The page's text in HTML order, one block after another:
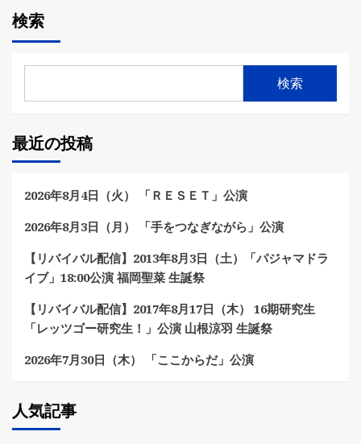
検索
検索
最近の投稿
2026年8月4日（火） 「ＲＥＳＥＴ」公演
2026年8月3日（月） 「手をつなぎながら」公演
【リバイバル配信】2013年8月3日（土）「パジャマドラ
イブ」18:00公演 福岡聖菜 生誕祭
【リバイバル配信】2017年8月17日（木） 16期研究生
「レッツゴー研究生！」公演 山根涼羽 生誕祭
2026年7月30日（木） 「ここからだ」公演
人気記事